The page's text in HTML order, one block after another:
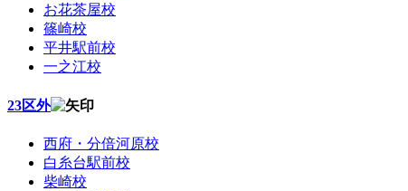
お花茶屋校
篠崎校
平井駅前校
一之江校
23区外
西府・分倍河原校
白糸台駅前校
柴崎校